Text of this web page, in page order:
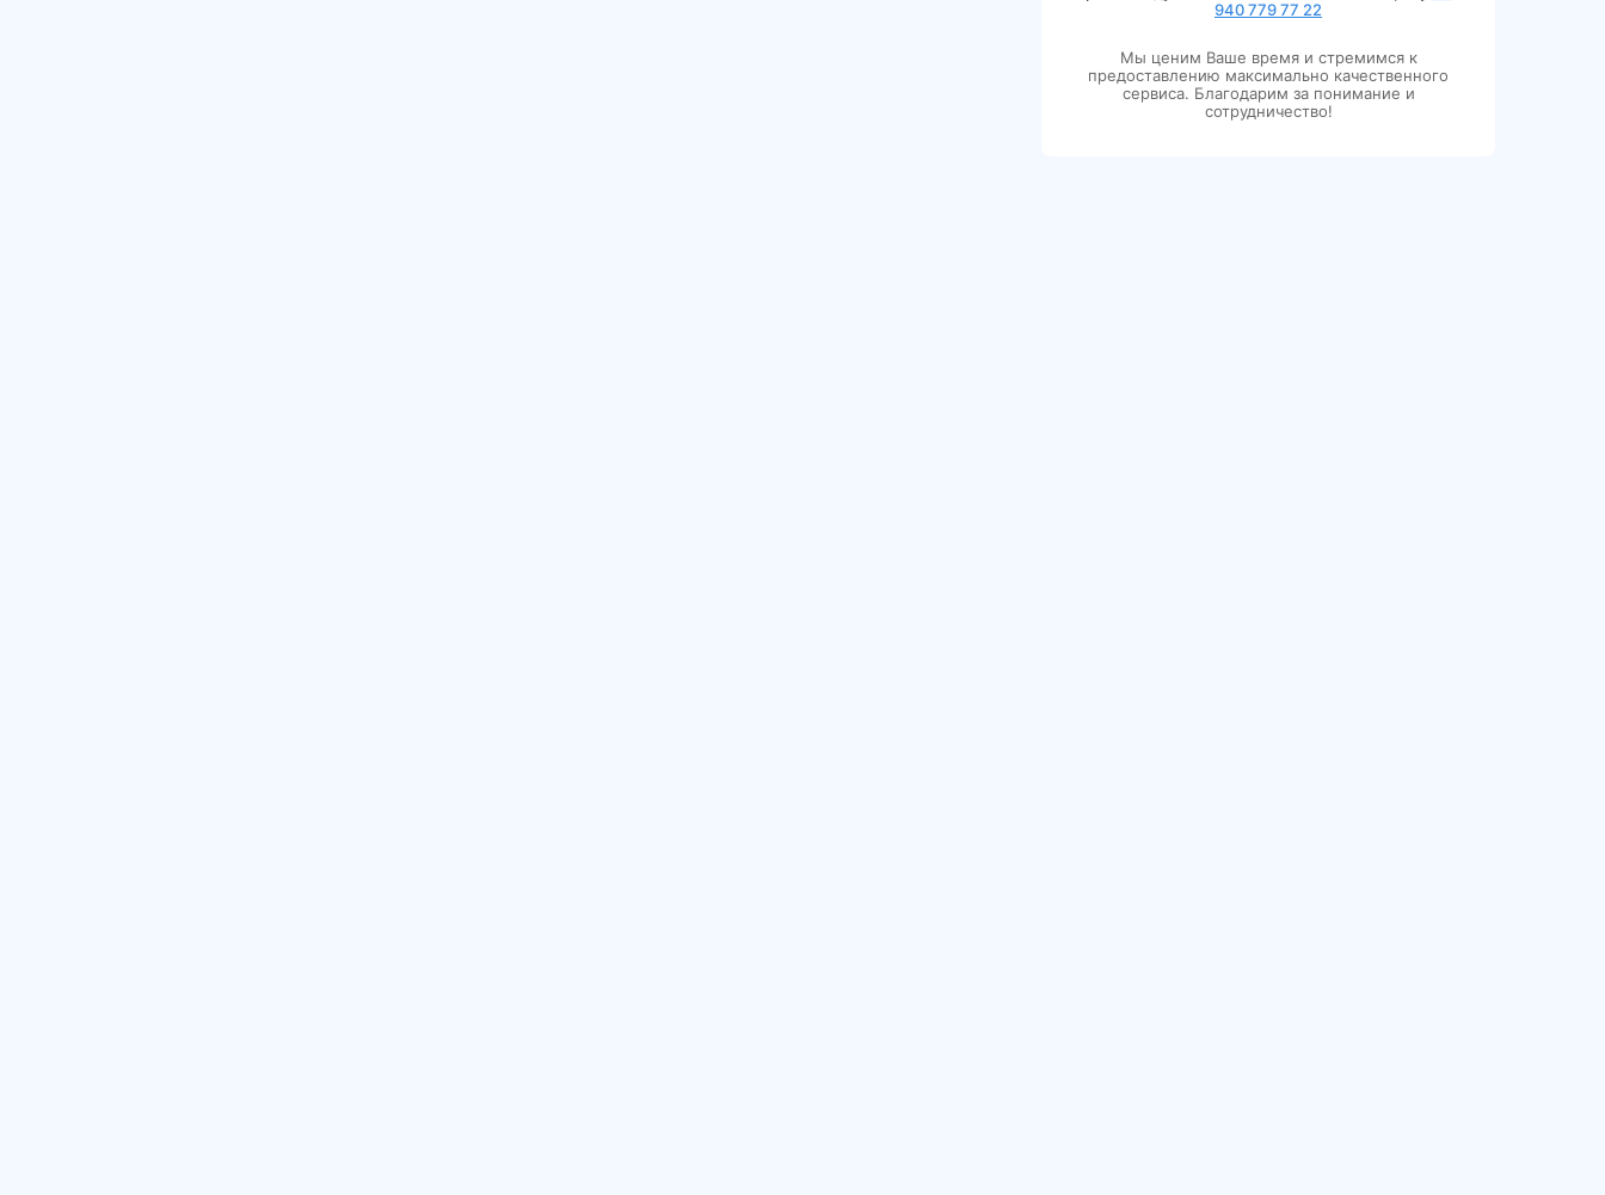
940 779 77 22
Мы ценим Ваше время и стремимся к
предоставлению максимально качественного
сервиса. Благодарим за понимание и
сотрудничество!